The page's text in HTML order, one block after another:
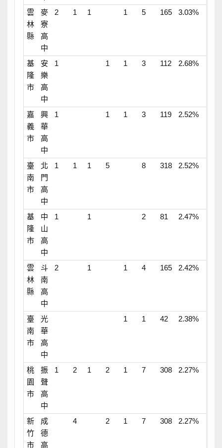
雲
林
縣
麥
寮
高
中
2 1 1 1 5 165 3.03%
基
隆
市
安
樂
高
中
1 1 1 3 112 2.68%
嘉
義
市
興
華
高
中
1 1 1 3 119 2.52%
臺
南
市
北
門
高
中
1 1 1 5 8 318 2.52%
基
隆
市
中
山
高
中
1 1 2 81 2.47%
雲
林
縣
斗
南
高
中
2 1 1 4 165 2.42%
臺
南
市
光
華
高
中
1 1 42 2.38%
桃
園
市
振
聲
高
中
1 2 1 2 1 7 308 2.27%
新
竹
市
成
德
高
4 2 1 7 308 2.27%